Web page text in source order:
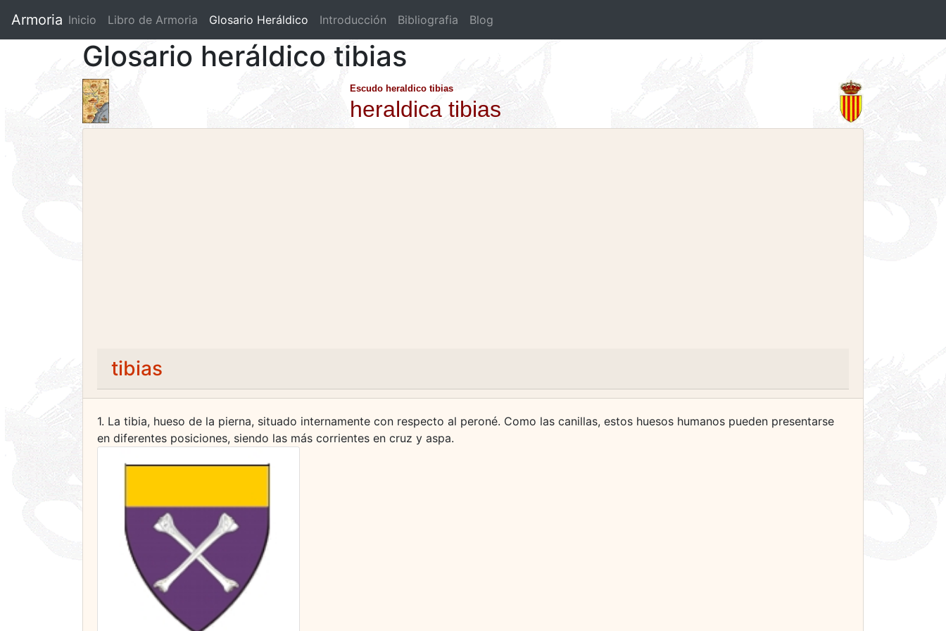
Armoria Inicio Libro de Armoria (current)
Glosario Heráldico Introducción Bibliografia Blog
Glosario heráldico tibias
Escudo heraldico tibias
heraldica tibias
tibias
1. La tibia, hueso de la pierna, situado internamente con respecto al peroné. Como las canillas, estos huesos humanos pueden presentarse
en diferentes posiciones, siendo las más corrientes en cruz y aspa.